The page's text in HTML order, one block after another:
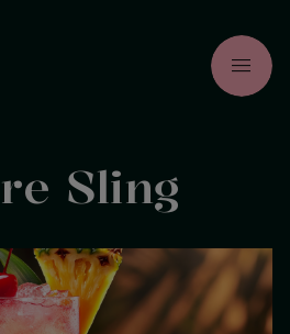
menu
Sling